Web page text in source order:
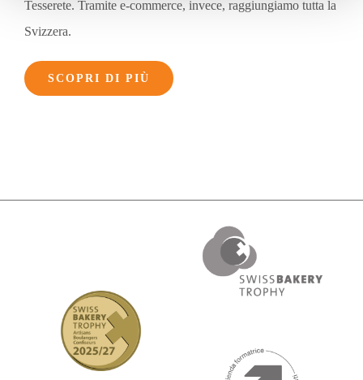
Tesserete. Tramite e-commerce, invece, raggiungiamo tutta la
Svizzera.
SCOPRI DI PIÙ